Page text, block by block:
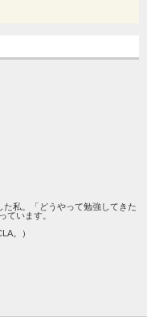
私。「どうやって勉強してきた
ています。
。）